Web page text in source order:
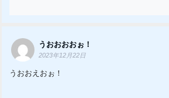
うおおおおぉ！
2023年12月22日
うおおえおぉ！